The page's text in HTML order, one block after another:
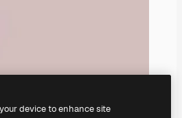
device to enhance site